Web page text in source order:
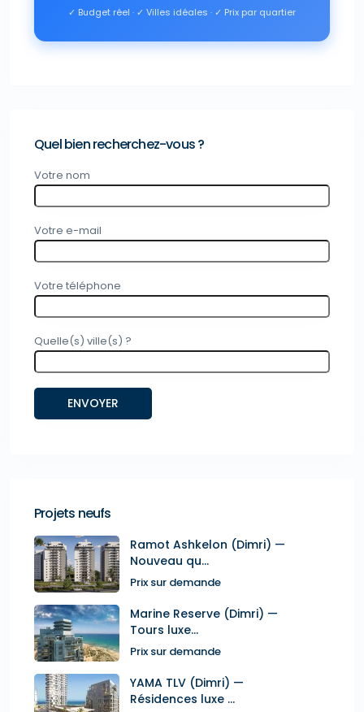
✓ Budget réel · ✓ Villes idéales · ✓ Prix par quartier
Quel bien recherchez-vous ?
Votre nom
Votre e-mail
Votre téléphone
Quelle(s) ville(s) ?
Projets neufs
Ramot Ashkelon (Dimri) —
Nouveau qu...
Prix sur demande
Marine Reserve (Dimri) —
Tours luxe...
Prix sur demande
YAMA TLV (Dimri) —
Résidences luxe ...